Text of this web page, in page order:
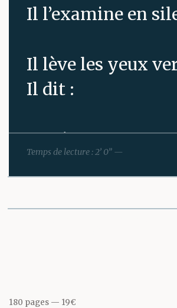
Il l’examine en
Il lève les yeux
Il dit :
— Rien.
Temps de lecture : 2’ 0” —
180 pages 19€